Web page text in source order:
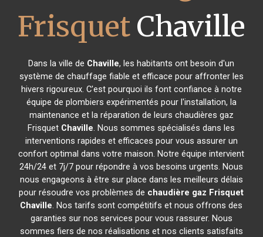
FrisquetChaville
Dans la ville de Chaville, les habitants ont besoin d'un
système de chauffage fiable et efficace pour affronter les
hivers rigoureux. C'est pourquoi ils font confiance à notre
équipe de plombiers expérimentés pour l'installation, la
maintenance et la réparation de leurs chaudières gaz
Frisquet Chaville. Nous sommes spécialisés dans les
interventions rapides et efficaces pour vous assurer un
confort optimal dans votre maison. Notre équipe intervient
24h/24 et 7j/7 pour répondre à vos besoins urgents. Nous
nous engageons à être sur place dans les meilleurs délais
pour résoudre vos problèmes de chaudière gaz Frisquet
Chaville. Nos tarifs sont compétitifs et nous offrons des
garanties sur nos services pour vous rassurer. Nous
sommes fiers de nos réalisations et nos clients satisfaits